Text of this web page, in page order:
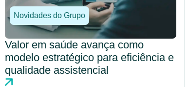
do Grupo
saúde avança como
para eficiência e
assistencial
com